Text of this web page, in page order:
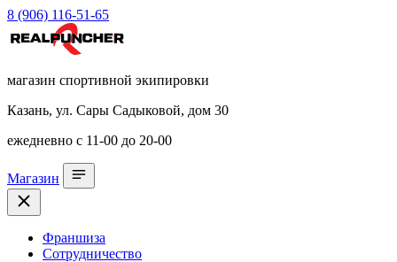
8 (906) 116-51-65
магазин спортивной экипировки
Казань, ул. Сары Садыковой, дом 30
ежедневно с 11-00 до 20-00
Магазин
Франшиза
Сотрудничество